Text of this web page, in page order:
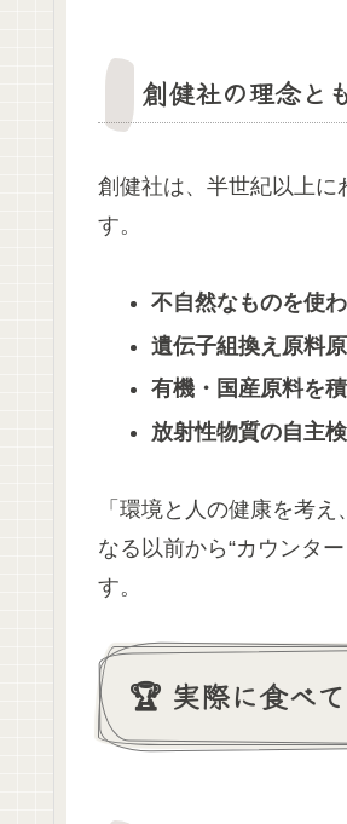
創健社の理念と
創健社は、半世紀以上に
す。
不自然なものを使
遺伝子組換え原料
有機・国産原料を
放射性物質の自主
「環境と人の健康を考
なる以前から“カウンタ
す。
🏆 実際に食べ